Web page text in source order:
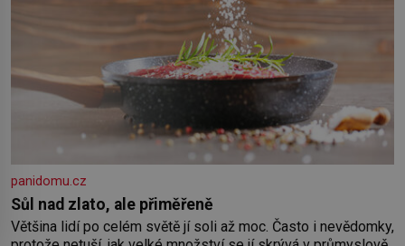
panidomu.cz
Sůl nad zlato, ale přiměřeně
Většina lidí po celém světě jí soli až moc. Často i nevědomky,